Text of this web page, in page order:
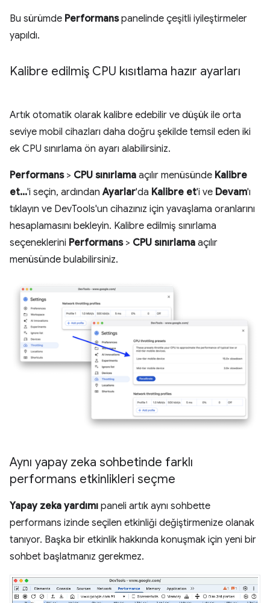
Bu sürümde Performanspanelinde çeşitli iyileştirmeler
yapıldı.
Kalibre edilmiş CPU kısıtlama hazır ayarları
Artık otomatik olarak kalibre edebilir ve düşük ile orta
seviye mobil cihazları daha doğru şekilde temsil eden iki
ek CPU sınırlama ön ayarı alabilirsiniz.
Performans> CPU sınırlama açılır menüsünde Kalibre
et...'i seçin, ardındanAyarlar'da Kalibre et'i ve Devam'ı
tıklayın ve DevTools'un cihazınız için yavaşlama oranlarını
hesaplamasını bekleyin. Kalibre edilmiş sınırlama
seçeneklerini Performans> CPU sınırlama açılır
menüsünde bulabilirsiniz.
Aynı yapay zeka sohbetinde farklı
performans etkinlikleri seçme
Yapay zeka yardımı paneli artık aynı sohbette
performans izinde seçilen etkinliği değiştirmenize olanak
tanıyor. Başka bir etkinlik hakkında konuşmak için yeni bir
sohbet başlatmanız gerekmez.